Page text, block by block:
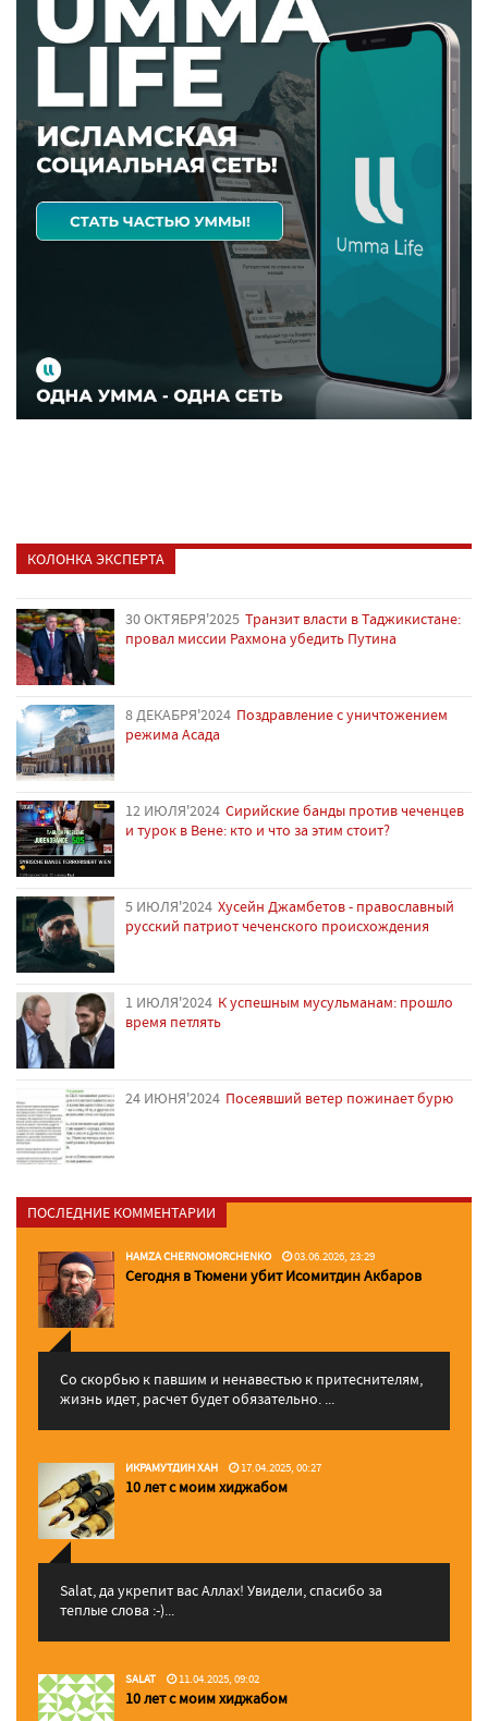
КОЛОНКА ЭКСПЕРТА
30 ОКТЯБРЯ'2025 Транзит власти в Таджикистане:
провал миссии Рахмона убедить Путина
8 ДЕКАБРЯ'2024 Поздравление с уничтожением
режима Асада
12 ИЮЛЯ'2024 Сирийские банды против чеченцев
и турок в Вене: кто и что за этим стоит?
5 ИЮЛЯ'2024 Хусейн Джамбетов - православный
русский патриот чеченского происхождения
1 ИЮЛЯ'2024 К успешным мусульманам: прошло
время петлять
24 ИЮНЯ'2024 Посеявший ветер пожинает бурю
ПОСЛЕДНИЕ КОММЕНТАРИИ
HAMZA CHERNOMORCHENKO 03.06.2026, 23:29
Сегодня в Тюмени убит Исомитдин Акбаров
Со скорбью к павшим и ненавестью к притеснителям,
жизнь идет, расчет будет обязательно. ...
ИКРАМУТДИН ХАН 17.04.2025, 00:27
10 лет с моим хиджабом
Salat, да укрепит вас Аллаx! Увидели, спасибо за
теплые слова :-)...
SALAT 11.04.2025, 09:02
10 лет с моим хиджабом